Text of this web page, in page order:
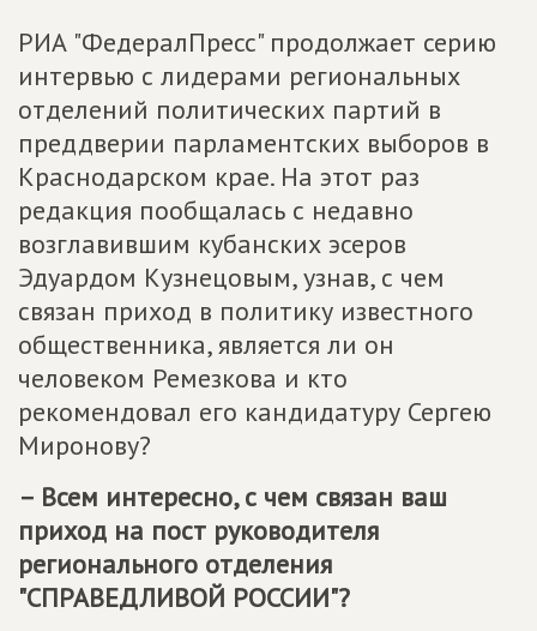
РИА "ФедералПресс" продолжает серию
интервью с лидерами региональных
отделений политических партий в
преддверии парламентских выборов в
Краснодарском крае. На этот раз
редакция пообщалась с недавно
возглавившим кубанских эсеров
Эдуардом Кузнецовым, узнав, с чем
связан приход в политику известного
общественника, является ли он
человеком Ремезкова и кто
рекомендовал его кандидатуру Сергею
Миронову?
– Всем интересно, с чем связан ваш
приход на пост руководителя
регионального отделения
"СПРАВЕДЛИВОЙ РОССИИ"?